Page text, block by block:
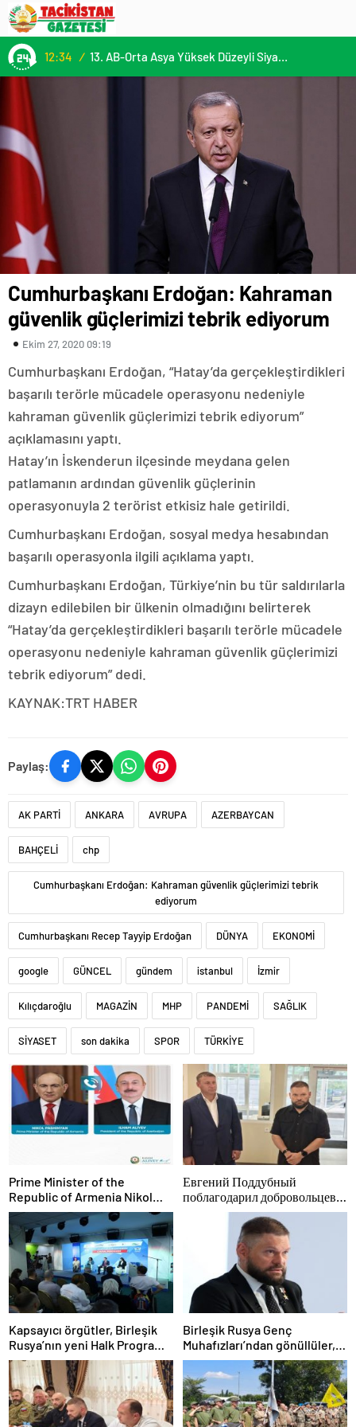
12:34 / 13. AB-Orta Asya Yüksek Düzeyli Siyasi ve Güvenlik Diyaloğuna Katılım
Cumhurbaşkanı Erdoğan: Kahraman
güvenlik güçlerimizi tebrik ediyorum
Ekim 27, 2020 09:19
Cumhurbaşkanı Erdoğan, “Hatay’da gerçekleştirdikleri
başarılı terörle mücadele operasyonu nedeniyle
kahraman güvenlik güçlerimizi tebrik ediyorum”
açıklamasını yaptı.
Hatay’ın İskenderun ilçesinde meydana gelen
patlamanın ardından güvenlik güçlerinin
operasyonuyla 2 terörist etkisiz hale getirildi.
Cumhurbaşkanı Erdoğan, sosyal medya hesabından
başarılı operasyonla ilgili açıklama yaptı.
Cumhurbaşkanı Erdoğan, Türkiye’nin bu tür saldırılarla
dizayn edilebilen bir ülkenin olmadığını belirterek
“Hatay’da gerçekleştirdikleri başarılı terörle mücadele
operasyonu nedeniyle kahraman güvenlik güçlerimizi
tebrik ediyorum” dedi.
KAYNAK:TRT HABER
Paylaş:
AK PARTİ ANKARA AVRUPA AZERBAYCAN
BAHÇELİ chp
Cumhurbaşkanı Erdoğan: Kahraman güvenlik güçlerimizi tebrik
ediyorum
Cumhurbaşkanı Recep Tayyip Erdoğan DÜNYA EKONOMİ
google GÜNCEL gündem istanbul İzmir
Kılıçdaroğlu MAGAZİN MHP PANDEMİ SAĞLIK
SİYASET son dakika SPOR TÜRKİYE
Prime Minister of the
Republic of Armenia Nikol
Pashinyan called President of
the Republic of Azerbaijan
Ilham Aliyev
Евгений Поддубный
поблагодарил добровольцев
Белгородской области за
мужество в спасении
пострадавших от обстрелов
Kapsayıcı örgütler, Birleşik
Rusya’nın yeni Halk Programı
için Vladislav Golovin’e
teklifler sundu
Birleşik Rusya Genç
Muhafızları’ndan gönüllüler,
Belgorod sakinlerine yangın
söndürücüler ve jeneratörler
konusunda yardımcı olacak